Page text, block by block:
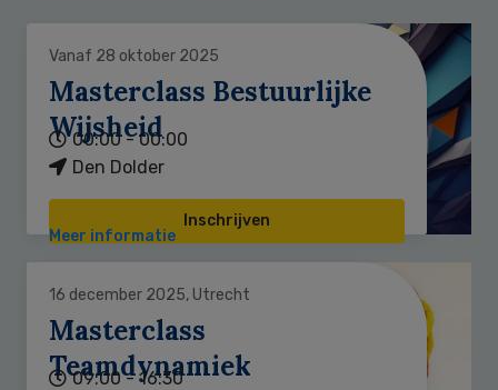
Vanaf 28 oktober 2025
Masterclass Bestuurlijke
Wijsheid
00:00 - 00:00
Den Dolder
Inschrijven
Meer informatie
16 december 2025, Utrecht
Masterclass
Teamdynamiek
09:00 - 16:30